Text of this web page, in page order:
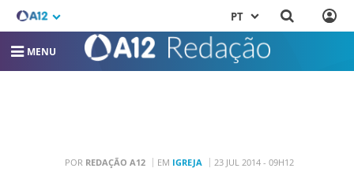
PT
MENU
POR REDAÇÃO A12 EM IGREJA 23 JUL 2014 - 09H12